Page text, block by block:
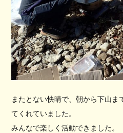
またとない快晴で、朝から下山ま
てくれていました。
みんなで楽しく活動できました。